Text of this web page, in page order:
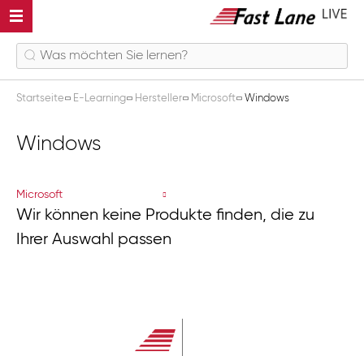
Startseite E-Learning Hersteller Microsoft Windows
Windows
Microsoft
Wir können keine Produkte finden, die zu
Ihrer Auswahl passen